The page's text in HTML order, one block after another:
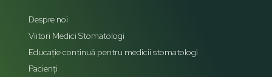
Despre noi
Viitori Medici Stomatologi
Educație continuă pentru medicii stomatologi
Pacienți